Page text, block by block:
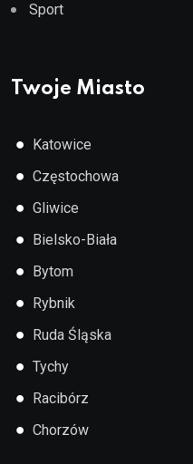
Sport
Twoje Miasto
● Katowice
● Częstochowa
● Gliwice
● Bielsko-Biała
● Bytom
● Rybnik
● Ruda Śląska
● Tychy
● Racibórz
● Chorzów